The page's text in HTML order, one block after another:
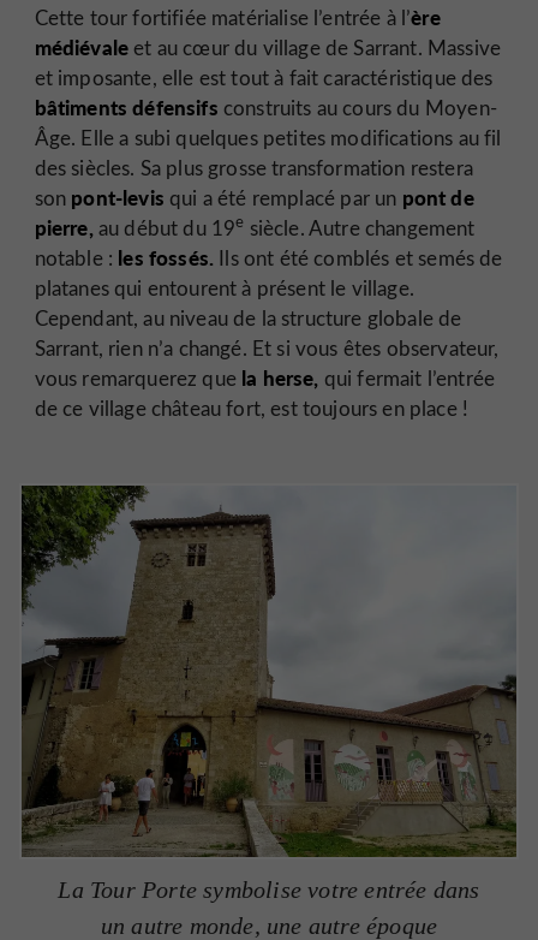
Cette tour fortifiée matérialise l’entrée à l’ère
médiévaleet au cœur du village de Sarrant. Massive
et imposante, elle est tout à fait caractéristique des
bâtiments défensifs construits au cours du Moyen-
Âge. Elle a subi quelques petites modifications au fil
des siècles. Sa plus grosse transformation restera
son pont-levis qui a été remplacé par un pont de
pierre,au début du 19e siècle. Autre changement
notable : les fossés. Ils ont été comblés et semés de
platanes qui entourent à présent le village.
Cependant, au niveau de la structure globale de
Sarrant, rien n’a changé. Et si vous êtes observateur,
vous remarquerez que la herse, qui fermait l’entrée
de ce village château fort, est toujours en place !
La Tour Porte symbolise votre entrée dans
un autre monde, une autre époque